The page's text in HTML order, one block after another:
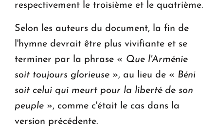
respectivement le troisième et le quatrième.
Selon les auteurs du document, la fin de
l'hymne devrait être plus vivifiante et se
terminer par la phrase « Que l'Arménie
soit toujours glorieuse », au lieu de « Béni
soit celui qui meurt pour la liberté de son
peuple », comme c'était le cas dans la
version précédente.